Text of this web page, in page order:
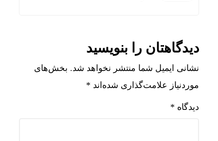
دیدگاهتان را بنویسید
نشانی ایمیل شما منتشر نخواهد شد. بخش‌های
موردنیاز علامت‌گذاری شده‌اند *
دیدگاه *